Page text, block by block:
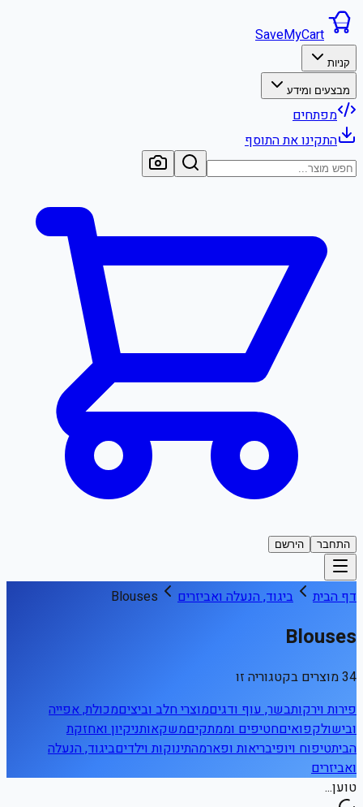
SaveMyCart
קניות
מבצעים ומידע
מפתחים
התקינו את התוסף
התחבר הירשם
דף הבית ביגוד, הנעלה ואביזרים Blouses
Blouses
34 מוצרים בקטגוריה זו
פירות וירקותבשר, עוף ודגיםמוצרי חלב וביציםמכולת, אפייה
ובישולקפואיםחטיפים וממתקיםמשקאותניקיון ואחזקת
הביתטיפוח ויופיבריאות ופארמהתינוקות וילדיםביגוד, הנעלה
ואביזרים
טוען...